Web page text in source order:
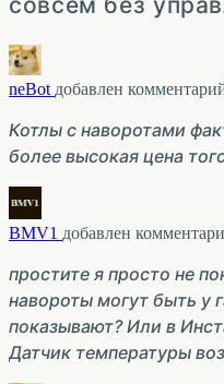
neBot добавлен
Котлы с наворотами
более высокая цена
BMV1 добавлен
простите я просто не
навороты могут быть у
показывают? Или в
Датчик температуры